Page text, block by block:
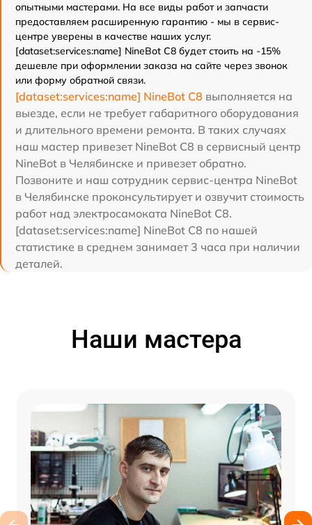
опытными мастерами. На все виды работ и запчасти
предоставляем расширенную гарантию - мы в сервис-
центре уверены в качестве наших услуг.
[dataset:services:name] NineBot C8 будет стоить на -15%
дешевле при оформлении заказа на сайте через звонок
или форму обратной связи.
[dataset:services:name] NineBot C8 выполняется на
выезде, если не требует габаритного оборудования
и длительного времени ремонта. В таких случаях
наш мастер привезет NineBot C8 в сервисный центр
NineBot в Челябинске и привезет обратно.
Позвоните и наш сотрудник сервис-центра NineBot
в Челябинске проконсультирует и озвучит стоимость
работ над электросамоката NineBot C8.
[dataset:services:name] NineBot C8 по нашей
статистике в среднем занимает 3 часа при наличии
деталей.
Наши мастера